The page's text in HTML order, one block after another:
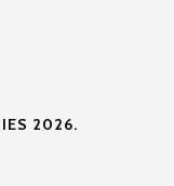
2026.